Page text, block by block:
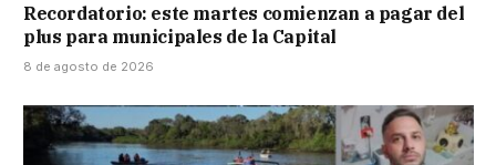
Recordatorio: este martes comienzan a pagar del
plus para municipales de la Capital
8 de agosto de 2026